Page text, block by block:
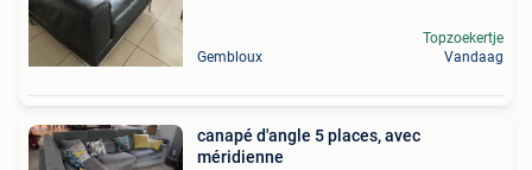
Gembloux
Topzoekertje
Vandaag
canapé d'angle 5 places, avec
méridienne